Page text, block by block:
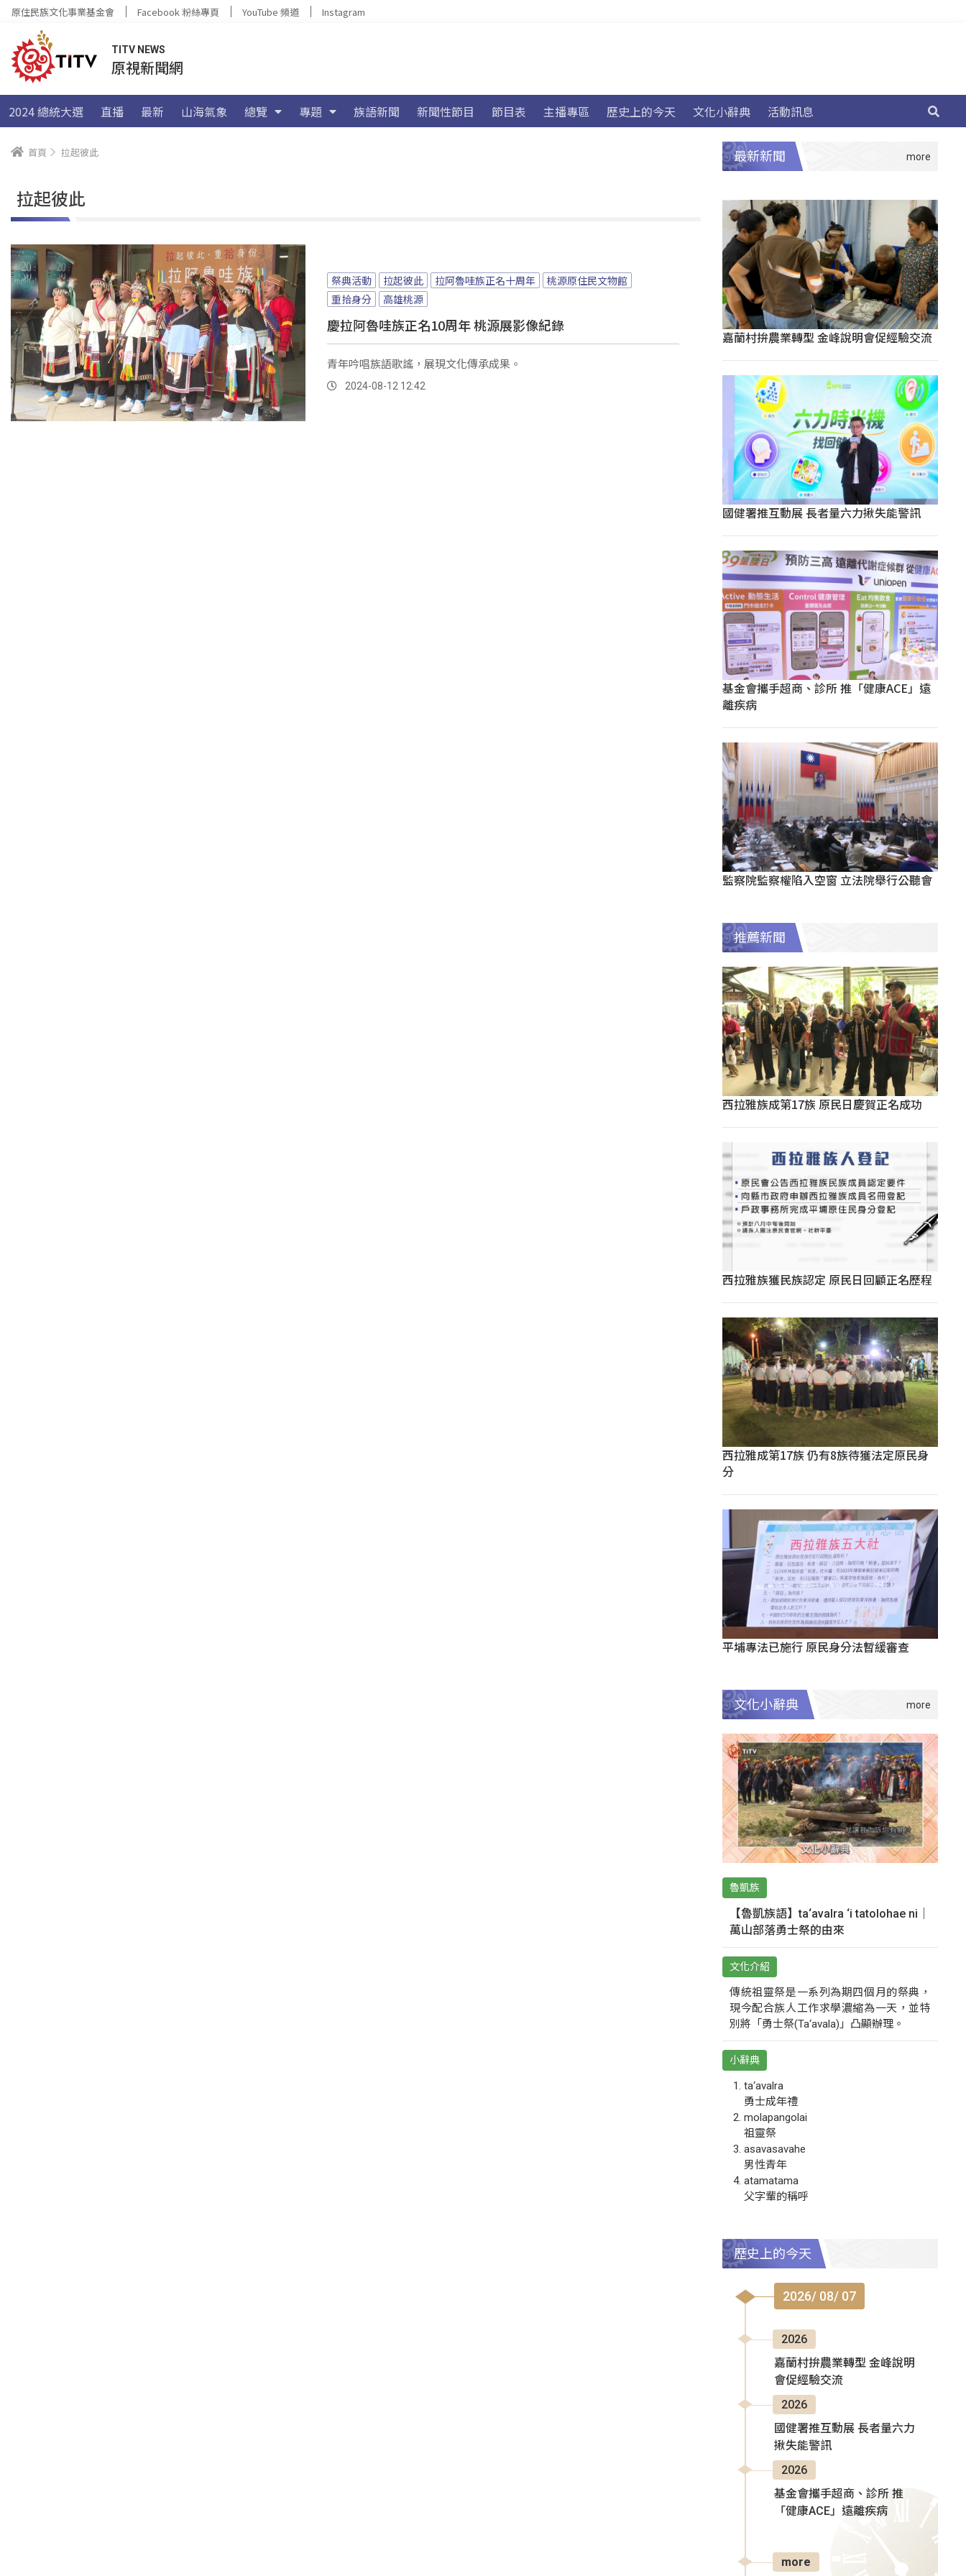
原住民族文化事業基金會 Facebook 粉絲專頁 YouTube 頻道 Instagram
TITV NEWS
原視新聞網
2024 總統大選 直播 最新 山海氣象 總覽 專題 族語新聞 新聞性節目 節目表 主播專區 歷史上的今天 文化小辭典 活動訊息
首頁 拉起彼此
拉起彼此
祭典活動 拉起彼此 拉阿魯哇族正名十周年
桃源原住民文物館
重拾身分
高雄桃源
慶拉阿魯哇族正名10周年 桃源展影像紀錄
青年吟唱族語歌謠，展現文化傳承成果。
2024-08-12 12:42
最新新聞
嘉蘭村拚農業轉型 金峰說明會促經驗交流
國健署推互動展 長者量六力揪失能警訊
基金會攜手超商、診所 推「健康ACE」遠
離疾病
監察院監察權陷入空窗 立法院舉行公聽會
推薦新聞
西拉雅族成第17族 原民日慶賀正名成功
西拉雅族獲民族認定 原民日回顧正名歷程
西拉雅成第17族 仍有8族待獲法定原民身
分
平埔專法已施行 原民身分法暫緩審查
文化小辭典
魯凱族
【魯凱族語】ta‘avalra ‘i tatolohae ni｜
萬山部落勇士祭的由來
文化介紹
傳統祖靈祭是一系列為期四個月的祭典，
現今配合族人工作求學濃縮為一天，並特
別將「勇士祭(Ta‘avala)」凸顯辦理。
小辭典
ta‘avalra
勇士成年禮
molapangolai
祖靈祭
asavasavahe
男性青年
atamatama
父字輩的稱呼
歷史上的今天
2026/ 08/ 07
2026
嘉蘭村拚農業轉型 金峰說明
會促經驗交流
2026
國健署推互動展 長者量六力
揪失能警訊
2026
基金會攜手超商、診所 推
「健康ACE」遠離疾病
more